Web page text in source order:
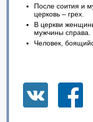
После соития и
церковь – грех.
В церкви
мужчины справа.
Человек,